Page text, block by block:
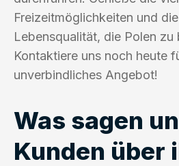
Freizeitmöglichkeiten und
Lebensqualität, die Polen zu
Kontaktiere uns noch heute
unverbindliches Angebot!
Was sagen
Kunden über